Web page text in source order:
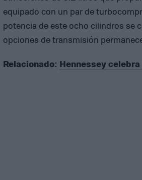
equipado con un par de
potencia de este ocho cilindros se
opciones de transmisión
Relacionado: Hennessey